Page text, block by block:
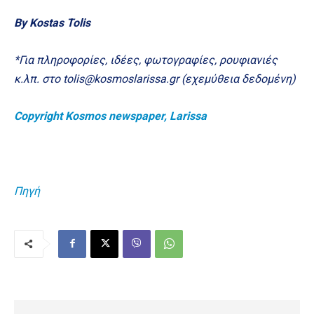
By Kostas Tolis
*Για πληροφορίες, ιδέες, φωτογραφίες, ρουφιανιές
κ.λπ. στο tolis@kosmoslarissa.gr (εχεμύθεια δεδομένη)
Copyright Kosmos newspaper, Larissa
Πηγή